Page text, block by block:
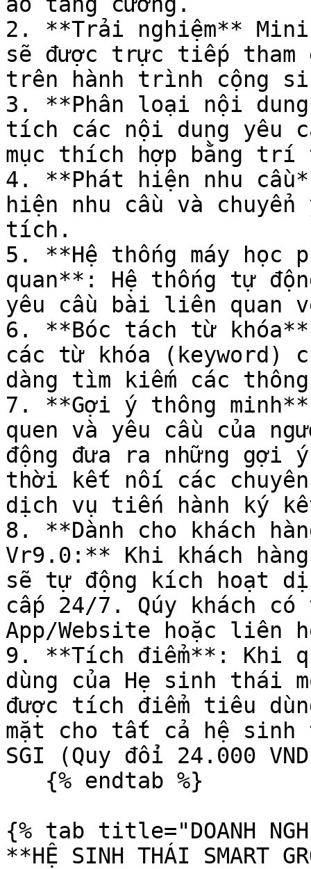
2. **Trải nghiệm** Mini
sẽ được trực tiếp tham
trên hành trình cộng
3. **Phân loại nội
tích các nội dung yêu
mục thích hợp bằng trí
4. **Phát hiện nhu
hiện nhu cầu và chuyển
tích.
5. **Hệ thống máy học
quan**: Hệ thống tự
yêu cầu bài liên quan
6. **Bóc tách từ
các từ khóa (keyword)
dàng tìm kiếm các
7. **Gợi ý thông
quen và yêu cầu của
động đưa ra những gợi
thời kết nối các
dịch vụ tiến hành ký
8. **Dành cho khách
Vr9.0:** Khi khách
sẽ tự động kích hoạt
cấp 24/7. Qúy khách
App/Website hoặc liên
9. **Tích điểm**: Khi
dùng của Hẹ sinh thái
được tích điểm tiêu
mặt cho tất cả hệ
SGI (Quy đổi 24.000
{% tab title="DOANH
**HỆ SINH THÁI SMART